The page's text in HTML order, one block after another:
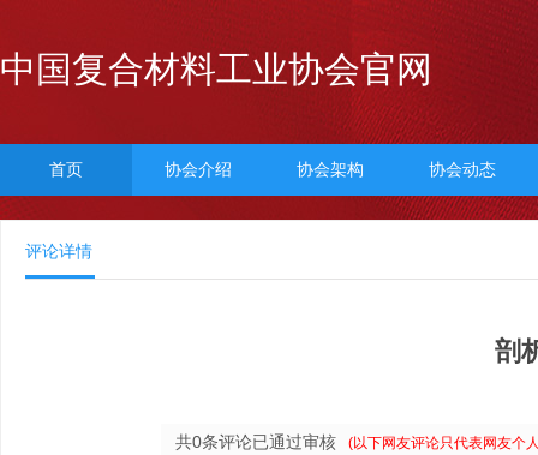
中国复合材料工业协会官网
首页 协会介绍 协会架构 协会动态
评论详情
剖
共0条评论已通过审核 (以下网友评论只代表网友个